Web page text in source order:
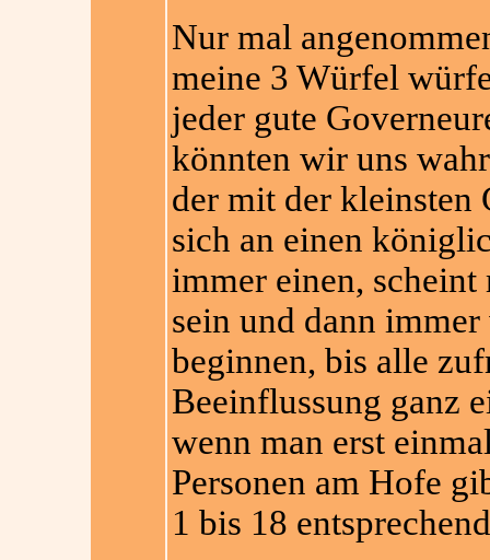
Nur mal
meine 3 Würfel
jeder gute
könnten wir uns
der mit der kleinsten
sich an einen
immer einen, scheint
sein und dann
beginnen, bis alle
Beeinflussung ganz
wenn man erst
Personen am Hofe
1 bis 18